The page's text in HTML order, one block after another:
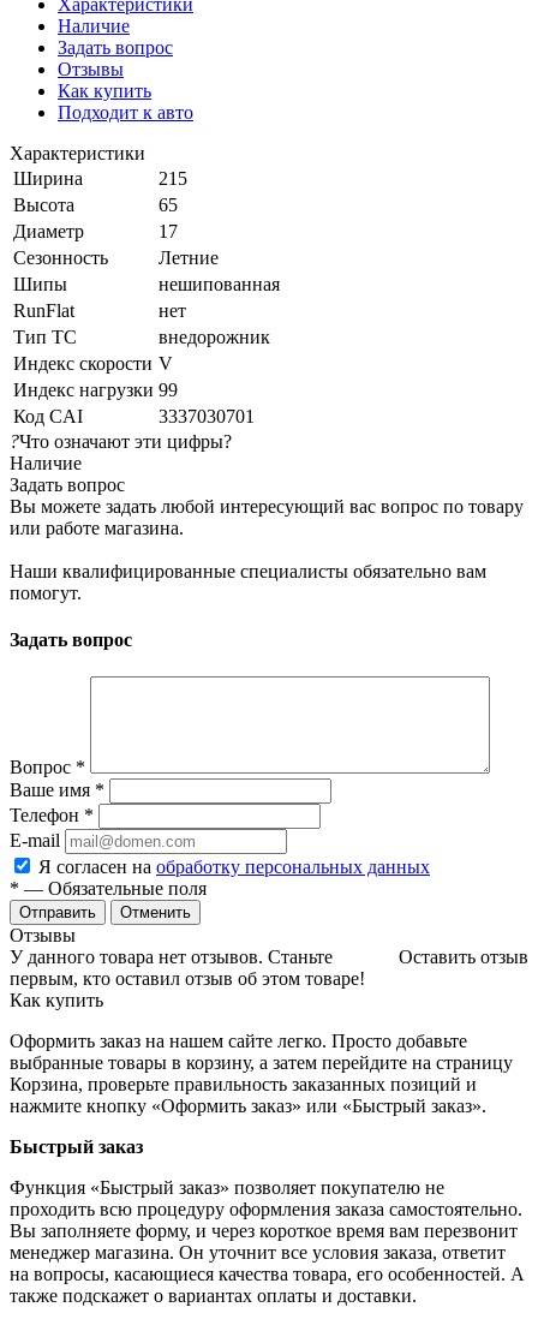
Наличие
Задать вопрос
Отзывы
Как купить
Подходит к авто
Характеристики
Ширина
215
Высота
65
Диаметр
17
Сезонность
Летние
Шипы
нешипованная
RunFlat
нет
Тип ТС
внедорожник
Индекс скорости V
Индекс нагрузки 99
Код CAI
3337030701
?Что означают эти цифры?
Наличие
Задать вопрос
Вы можете задать любой интересующий вас вопрос по товару
или работе магазина.
Наши квалифицированные специалисты обязательно вам
помогут.
Задать вопрос
Вопрос *
Ваше имя *
Телефон *
E-mail
Я согласен на обработку персональных данных
* — Обязательные поля
Отменить
Отзывы
Оставить отзыв
У данного товара нет отзывов. Станьте
первым, кто оставил отзыв об этом товаре!
Как купить
Оформить заказ на нашем сайте легко. Просто добавьте
выбранные товары в корзину, а затем перейдите на страницу
Корзина, проверьте правильность заказанных позиций и
нажмите кнопку «Оформить заказ» или «Быстрый заказ».
Быстрый заказ
Функция «Быстрый заказ» позволяет покупателю не
проходить всю процедуру оформления заказа самостоятельно.
Вы заполняете форму, и через короткое время вам перезвонит
менеджер магазина. Он уточнит все условия заказа, ответит
на вопросы, касающиеся качества товара, его особенностей. А
также подскажет о вариантах оплаты и доставки.